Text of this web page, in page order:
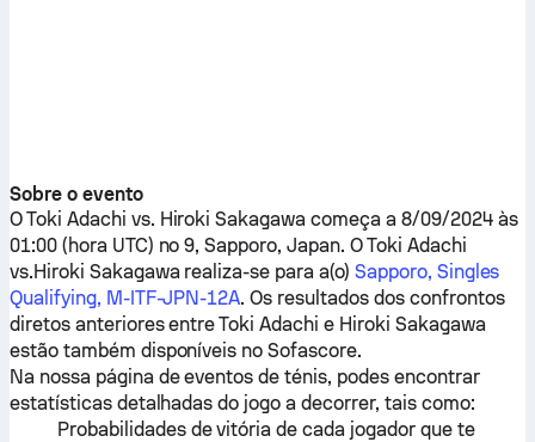
Sobre o evento
OToki Adachi vs. Hiroki Sakagawa começa a 8/09/2024 às
01:00 (hora UTC) no 9, Sapporo, Japan. OToki Adachi
vs.Hiroki Sakagawa realiza-se para a(o) Sapporo, Singles
Qualifying, M-ITF-JPN-12A. Os resultados dos confrontos
diretos anteriores entreToki Adachi e Hiroki Sakagawa
estão também disponíveis no Sofascore.
Na nossa página de eventos de ténis, podes encontrar
estatísticas detalhadas do jogo a decorrer, tais como:
Probabilidades de vitória de cada jogador que te